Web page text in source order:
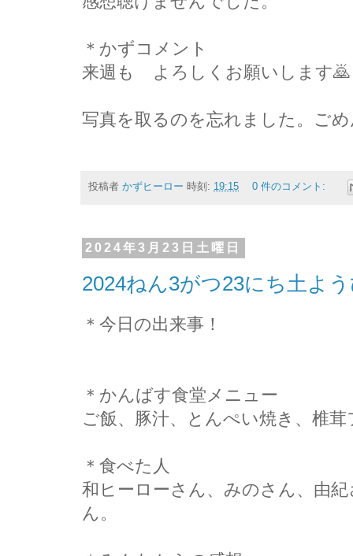
＊かずコメント
来週も゙よろしくお願いします🙇
写真を取るのを忘れました。ご
投稿者 かずヒーロー 時刻: 19:15 0 件のコメント:
2024年3月23日土曜日
2024ねん3がつ23にち土よ
＊今日の出来事！
＊かんばす食堂メニュー
ご飯、豚汁、とんぺい焼き、椎茸
＊食べた人
和ヒーローさん、みのさん、由
ん。